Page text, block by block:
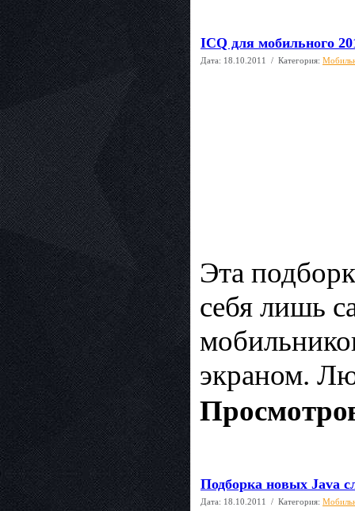
ICQ для мобильного
Дата: 18.10.2011 / Категория:
Эта
себя лишь
экраном.
Подборка новых Java
Дата: 18.10.2011 / Категория: